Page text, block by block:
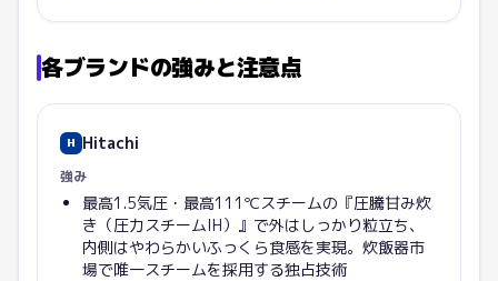
各ブランドの強みと注意点
H Hitachi
強み
最高1.5気圧・最高111℃スチームの『圧騰甘み炊
き（圧力スチームIH）』で外はしっかり粒立ち、
内側はやわらかいふっくら食感を実現。炊飯器市
場で唯一スチームを採用する独占技術